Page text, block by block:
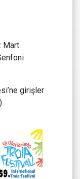
Mart
girişler